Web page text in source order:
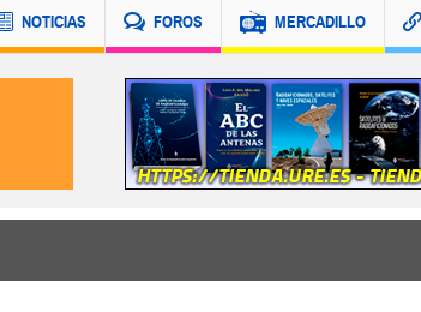
NOTICIAS FOROS MERCADILLO